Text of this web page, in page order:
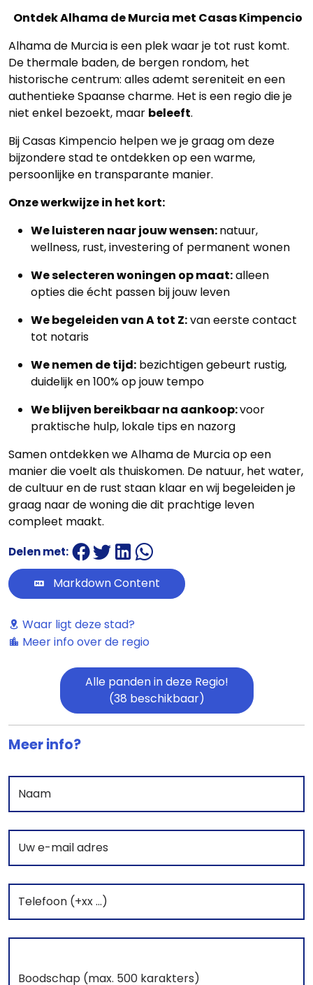
Ontdek Alhama de Murcia met Casas Kimpencio
Alhama de Murcia is een plek waar je tot rust komt.
De thermale baden, de bergen rondom, het
historische centrum: alles ademt sereniteit en een
authentieke Spaanse charme. Het is een regio die je
niet enkel bezoekt, maar beleeft.
Bij Casas Kimpencio helpen we je graag om deze
bijzondere stad te ontdekken op een warme,
persoonlijke en transparante manier.
Onze werkwijze in het kort:
We luisteren naar jouw wensen:natuur,
wellness, rust, investering of permanent wonen
We selecteren woningen op maat:alleen
opties die écht passen bij jouw leven
We begeleiden van A tot Z:van eerste contact
tot notaris
We nemen de tijd: bezichtigen gebeurt rustig,
duidelijk en 100% op jouw tempo
We blijven bereikbaar na aankoop:voor
praktische hulp, lokale tips en nazorg
Samen ontdekken we Alhama de Murcia op een
manier die voelt als thuiskomen. De natuur, het water,
de cultuur en de rust staan klaar en wij begeleiden je
graag naar de woning die dit prachtige leven
compleet maakt.
Delen met:
Markdown Content
Waar ligt deze stad?
Meer info over de regio
Alle panden in deze Regio!
(38 beschikbaar)
Meer info?